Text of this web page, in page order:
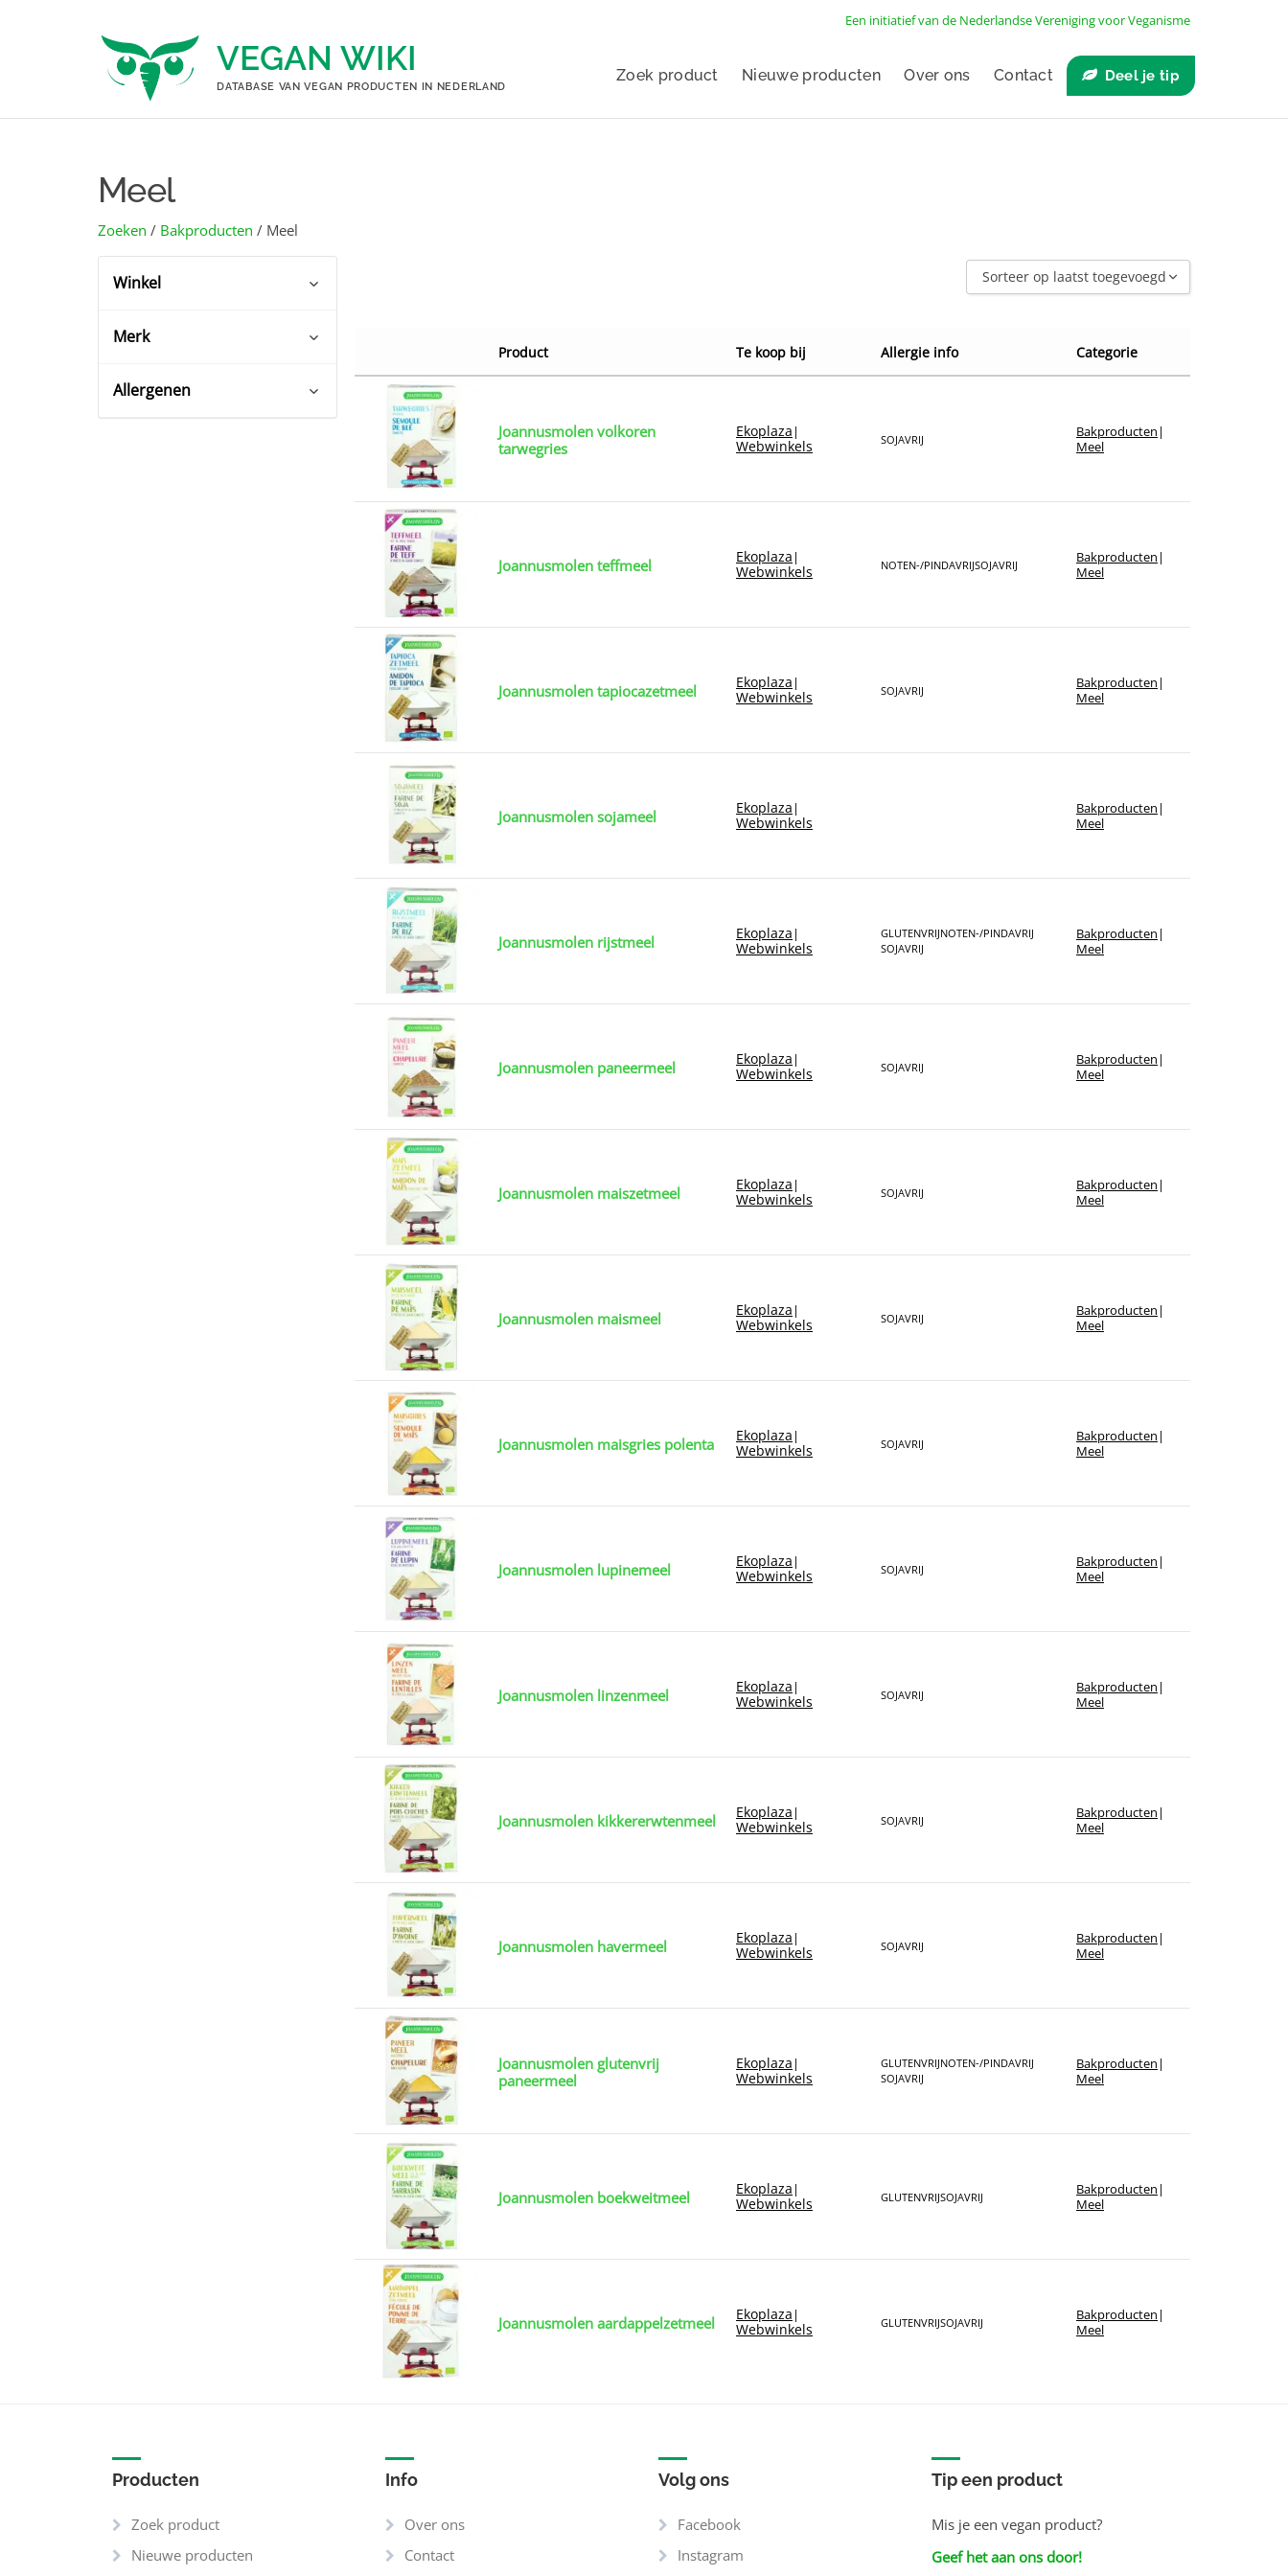
Een initiatief van de Nederlandse Vereniging voor Veganisme
VEGAN WIKI
DATABASE VAN VEGAN PRODUCTEN IN NEDERLAND
Zoek product Nieuwe producten Over ons Contact Deel je tip
Meel
Zoeken / Bakproducten / Meel
Winkel
Webwinkels
(16)
Merk
Allergenen
Sorteer op laatst toegevoegd
Sorteer op naam A - Z
Sorteer op naam Z - A
Sorteer op merk
Product Te koop bij Allergie info Categorie
Joannusmolen volkoren
tarwegries
Ekoplaza |
Webwinkels SOJAVRIJ Bakproducten |
Meel
Joannusmolen teffmeel Ekoplaza |
Webwinkels NOTEN-/PINDAVRIJSOJAVRIJ Bakproducten |
Meel
Joannusmolen tapiocazetmeel Ekoplaza |
Webwinkels SOJAVRIJ Bakproducten |
Meel
Joannusmolen sojameel Ekoplaza |
Webwinkels
Bakproducten |
Meel
Joannusmolen rijstmeel Ekoplaza |
Webwinkels
GLUTENVRIJNOTEN-/PINDAVRIJ
SOJAVRIJ
Bakproducten |
Meel
Joannusmolen paneermeel Ekoplaza |
Webwinkels SOJAVRIJ Bakproducten |
Meel
Joannusmolen maiszetmeel Ekoplaza |
Webwinkels SOJAVRIJ Bakproducten |
Meel
Joannusmolen maismeel Ekoplaza |
Webwinkels SOJAVRIJ Bakproducten |
Meel
Joannusmolen maisgries polenta Ekoplaza |
Webwinkels SOJAVRIJ Bakproducten |
Meel
Joannusmolen lupinemeel Ekoplaza |
Webwinkels SOJAVRIJ Bakproducten |
Meel
Joannusmolen linzenmeel Ekoplaza |
Webwinkels SOJAVRIJ Bakproducten |
Meel
Joannusmolen kikkererwtenmeel Ekoplaza |
Webwinkels SOJAVRIJ Bakproducten |
Meel
Joannusmolen havermeel Ekoplaza |
Webwinkels SOJAVRIJ Bakproducten |
Meel
Joannusmolen glutenvrij
paneermeel
Ekoplaza |
Webwinkels
GLUTENVRIJNOTEN-/PINDAVRIJ
SOJAVRIJ
Bakproducten |
Meel
Joannusmolen boekweitmeel Ekoplaza |
Webwinkels GLUTENVRIJSOJAVRIJ Bakproducten |
Meel
Joannusmolen aardappelzetmeel Ekoplaza |
Webwinkels GLUTENVRIJSOJAVRIJ Bakproducten |
Meel
Producten
Zoek product
Nieuwe producten
Info
Over ons
Contact
Volg ons
Facebook
Instagram
Tip een product
Mis je een vegan product?
Geef het aan ons door!